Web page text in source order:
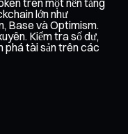
lớn như
Base và Optimism.
Kiểm tra số dư,
phá tài sản trên các